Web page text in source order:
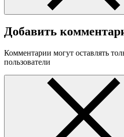
Добавить
Комментарии могут оставлять
пользователи